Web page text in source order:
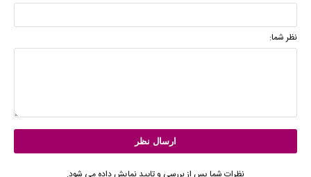
نظر شما:
نظرات شما پس از بررسی و تایید نمایش داده می شود.